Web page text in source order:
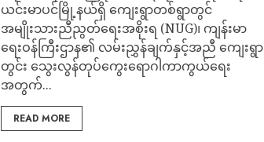
ယင်းမာပင်မြို့နယ်ရှိ ​ကျေးရွာတစ်ရွာတွင်
အမျိုးသားညီညွတ်​ရေးအစိုးရ (NUG)၊ ကျန်းမာ​
ရေးဝန်ကြီးဌာန၏ လမ်းညွှန်ချက်နှင့်အညီ ​ကျေးရွာ
တွင်း ​သွေးလွန်တုပ်​ကွေး​ရောဂါကာကွယ်​ရေး
အတွက်...
READ MORE